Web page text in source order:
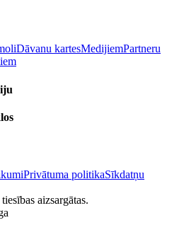
Dāvanu kartesMedijiemPartneru
Privātuma politikaSīkdatņu
aizsargātas.